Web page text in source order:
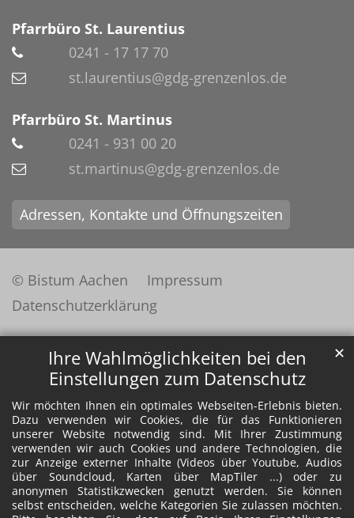
Ihre Wahlmöglichkeiten bei den
Einstellungen zum Datenschutz
Wir möchten Ihnen ein optimales Webseiten-Erlebnis bieten.
Dazu verwenden wir Cookies, die für das Funktionieren
unserer Website notwendig sind. Mit Ihrer Zustimmung
verwenden wir auch Cookies und andere Technologien, die
zur Anzeige externer Inhalte (Videos über Youtube, Audios
über Soundcloud, Karten über MapTiler ...) oder zu
anonymen Statistikzwecken genutzt werden. Sie können
selbst entscheiden, welche Kategorien Sie zulassen möchten.
✕
Pfarrbüro St. Laurentius
0241 - 17 17 70
st.laurentius@gdg-grenzenlos.de
Pfarrbüro St. Martinus
0241 - 931 00 20
st.martinus@gdg-grenzenlos.de
Adressen, Kontakte und Öffnungszeiten
© Bistum Aachen
Impressum
Datenschutzerklärung